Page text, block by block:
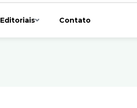
Editoriais Contato